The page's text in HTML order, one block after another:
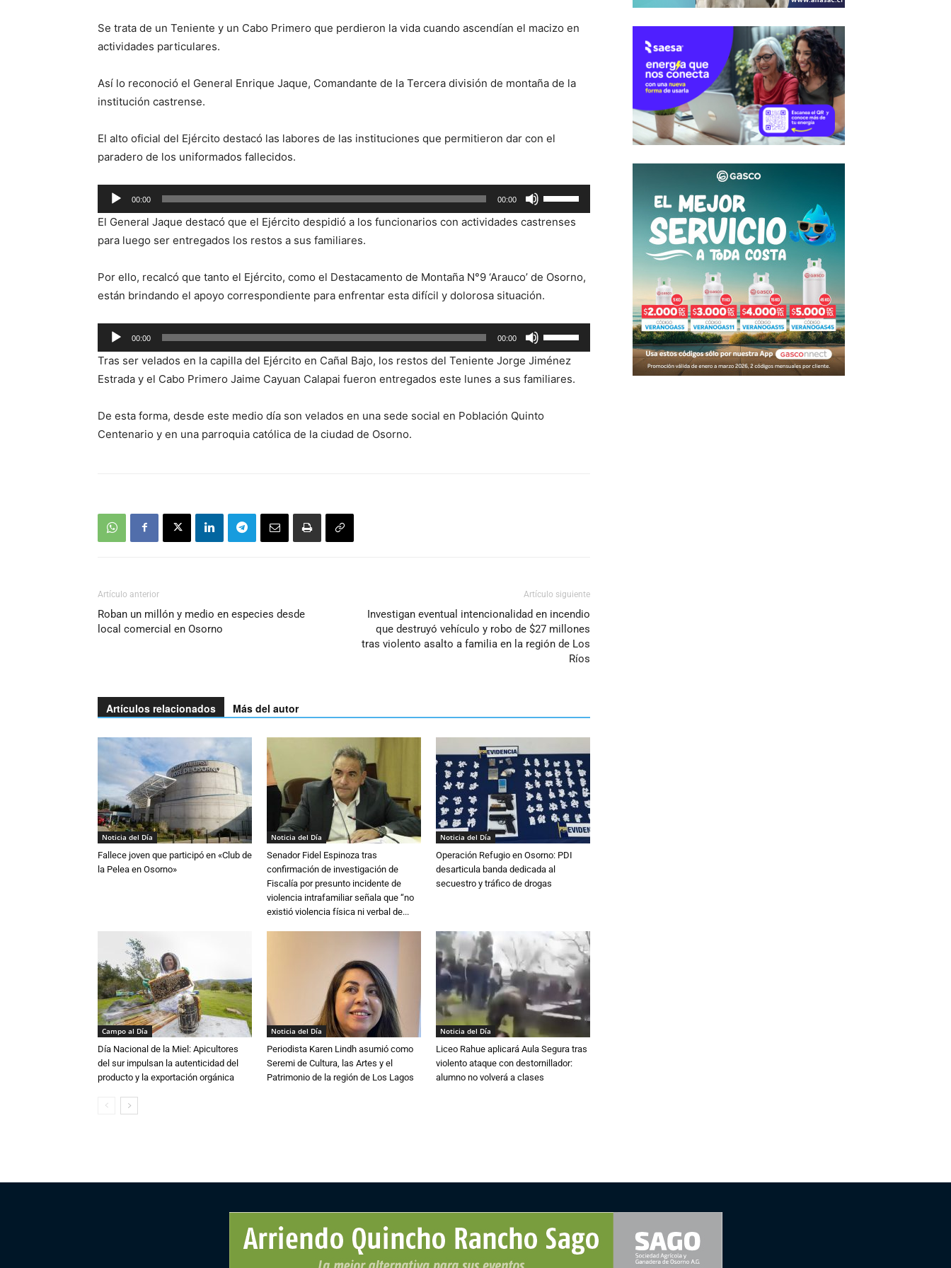
Se trata de un Teniente y un Cabo Primero que perdieron la vida cuando ascendían el macizo en
actividades particulares.
Así lo reconoció el General Enrique Jaque, Comandante de la Tercera división de montaña de la
institución castrense.
El alto oficial del Ejército destacó las labores de las instituciones que permitieron dar con el
paradero de los uniformados fallecidos.
Reproductor
de
audio
00:00 00:00
las
teclas
arriba/abajo
para
aumentar
o
disminuir
el
El General Jaque destacó que el Ejército despidió a los funcionarios con actividades castrenses
para luego ser entregados los restos a sus familiares.
Por ello, recalcó que tanto el Ejército, como el Destacamento de Montaña N°9 ‘Arauco’ de Osorno,
están brindando el apoyo correspondiente para enfrentar esta difícil y dolorosa situación.
Reproductor
de
audio
00:00 00:00
las
teclas
de
Tras ser velados en la capilla del Ejército en Cañal Bajo, los restos del Teniente Jorge Jiménez
Estrada y el Cabo Primero Jaime Cayuan Calapai fueron entregados este lunes a sus familiares.
De esta forma, desde este medio día son velados en una sede social en Población Quinto
Centenario y en una parroquia católica de la ciudad de Osorno.
Artículo anterior
Roban un millón y medio en especies desde
local comercial en Osorno
Artículo siguiente
Investigan eventual intencionalidad en incendio
que destruyó vehículo y robo de $27 millones
tras violento asalto a familia en la región de Los
Ríos
Artículos relacionados Más del autor
Noticia del Día
Fallece joven que participó en «Club de
la Pelea en Osorno»
Noticia del Día
Senador Fidel Espinoza tras
confirmación de investigación de
Fiscalía por presunto incidente de
violencia intrafamiliar señala que “no
existió violencia física ni verbal de...
Noticia del Día
Operación Refugio en Osorno: PDI
desarticula banda dedicada al
secuestro y tráfico de drogas
Campo al Día
Día Nacional de la Miel: Apicultores
del sur impulsan la autenticidad del
producto y la exportación orgánica
Noticia del Día
Periodista Karen Lindh asumió como
Seremi de Cultura, las Artes y el
Patrimonio de la región de Los Lagos
Noticia del Día
Liceo Rahue aplicará Aula Segura tras
violento ataque con destornillador:
alumno no volverá a clases